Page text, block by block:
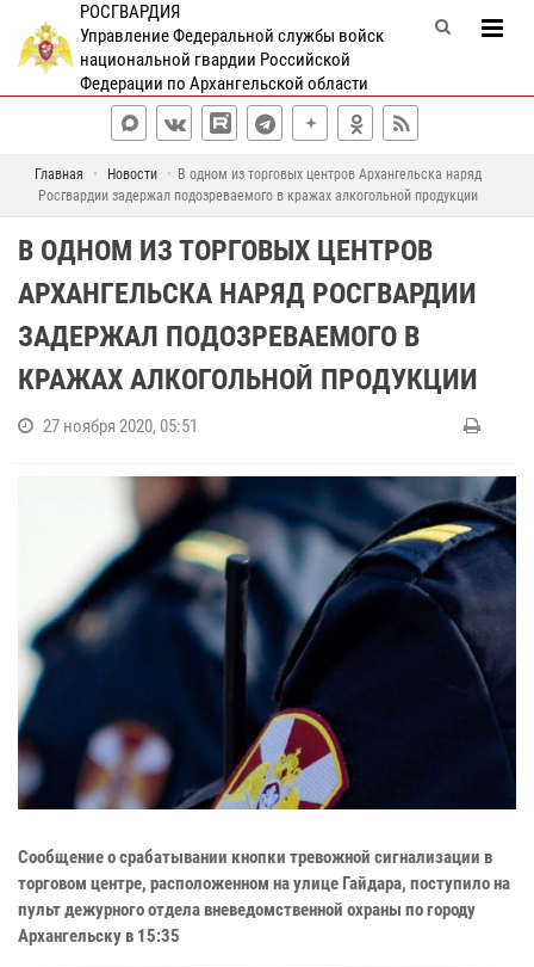
РОСГВАРДИЯ
Управление Федеральной службы войск
национальной гвардии Российской
Федерации по Архангельской области
Главная Новости
В одном из торговых центров Архангельска наряд
Росгвардии задержал подозреваемого в кражах алкогольной продукции
В ОДНОМ ИЗ ТОРГОВЫХ ЦЕНТРОВ
АРХАНГЕЛЬСКА НАРЯД РОСГВАРДИИ
ЗАДЕРЖАЛ ПОДОЗРЕВАЕМОГО В
КРАЖАХ АЛКОГОЛЬНОЙ ПРОДУКЦИИ
27 ноября 2020, 05:51
Сообщение о срабатывании кнопки тревожной сигнализации в
торговом центре, расположенном на улице Гайдара, поступило на
пульт дежурного отдела вневедомственной охраны по городу
Архангельску в 15:35